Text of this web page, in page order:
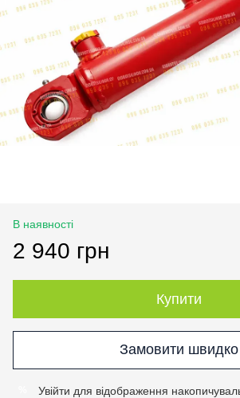
В наявності
2 940 грн
Купити
Замовити швидко
Увійти для відображення